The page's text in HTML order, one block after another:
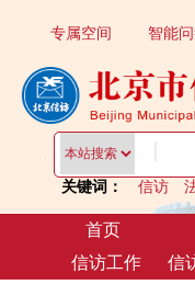
关键词： 信访
专属空间 智能
首页
信访工作
信